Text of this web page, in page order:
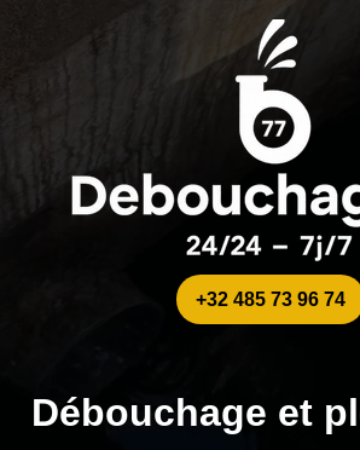
+32 485 73 96 74
Débouchage et